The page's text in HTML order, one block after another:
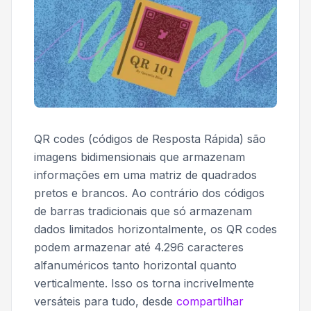
QR codes (códigos de Resposta Rápida) são
imagens bidimensionais que armazenam
informações em uma matriz de quadrados
pretos e brancos. Ao contrário dos códigos
de barras tradicionais que só armazenam
dados limitados horizontalmente, os QR codes
podem armazenar até 4.296 caracteres
alfanuméricos tanto horizontal quanto
verticalmente. Isso os torna incrivelmente
versáteis para tudo, desde compartilhar